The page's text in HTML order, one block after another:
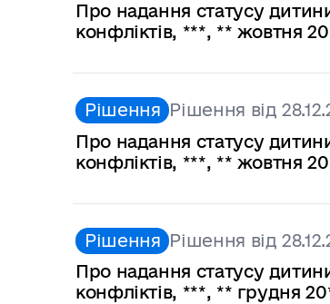
Про надання статусу
конфліктів, ***, ** жовтня
Рішення Рішення від
Про надання статусу
конфліктів, ***, ** жовтня
Рішення Рішення від
Про надання статусу
конфліктів, ***, ** грудня